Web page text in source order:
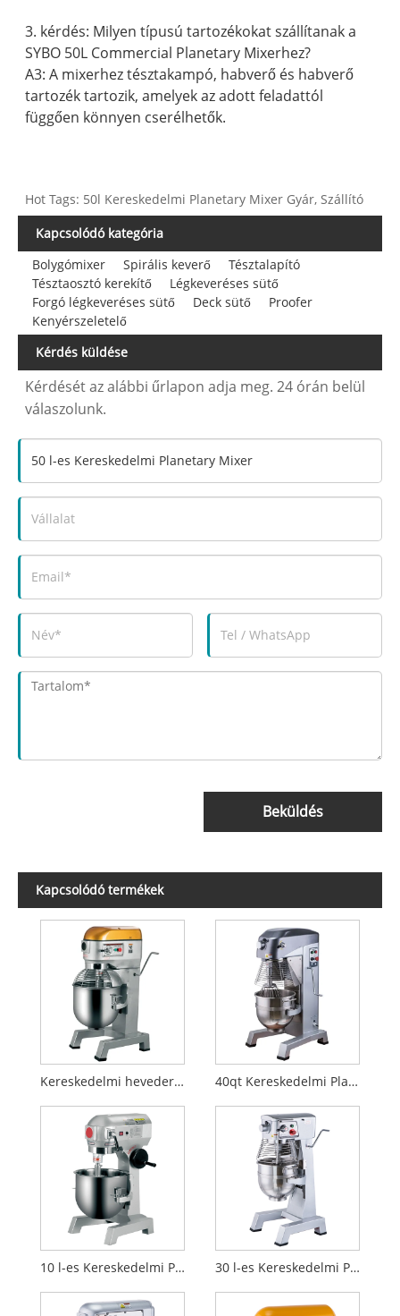
3. kérdés: Milyen típusú tartozékokat szállítanak a
SYBO 50L Commercial Planetary Mixerhez?
A3: A mixerhez tésztakampó, habverő és habverő
tartozék tartozik, amelyek az adott feladattól
függően könnyen cserélhetők.
Hot Tags: 50l Kereskedelmi Planetary Mixer Gyár, Szállító
Kapcsolódó kategória
Bolygómixer
Spirális keverő
Tésztalapító
Tésztaosztó kerekítő
Légkeveréses sütő
Forgó légkeveréses sütő
Deck sütő
Proofer
Kenyérszeletelő
Kérdés küldése
Kérdését az alábbi űrlapon adja meg. 24 órán belül
válaszolunk.
Beküldés
Kapcsolódó termékek
Kereskedelmi hevederkeverő 40qt Kereskedelmi Planetary Mixer
10 l-es Kereskedelmi Planetary Mixer 30 l-es Kereskedelmi Planetary Mixer